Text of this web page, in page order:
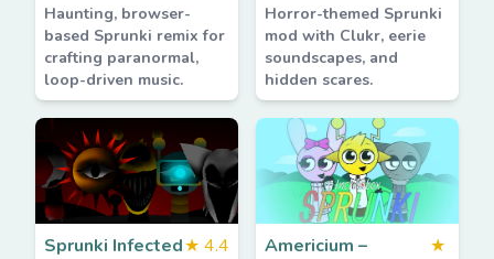
Haunting, browser-
based Sprunki remix for
crafting paranormal,
loop-driven music.
Horror-themed Sprunki
mod with Clukr, eerie
soundscapes, and
hidden scares.
Sprunki Infected★ 4.4
Americium –
★